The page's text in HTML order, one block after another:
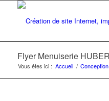
Flyer Menuiserie HUBER
Vous êtes ici : Accueil /